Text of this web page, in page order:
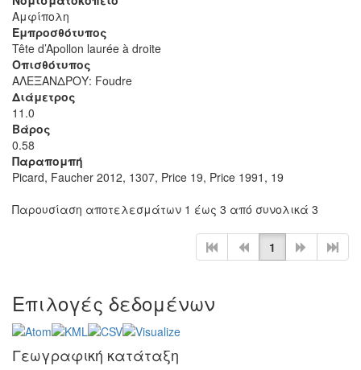
Αμφίπολη
Εμπροσθότυπος
Tête d’Apollon laurée à droite
Οπισθότυπος
ΑΛΕΞΑΝΔΡΟΥ: Foudre
Διάμετρος
11.0
Βάρος
0.58
Παραπομπή
Picard, Faucher 2012, 1307, Price 19, Price 1991, 19
Παρουσίαση αποτελεσμάτων 1 έως 3 από συνολικά 3
1
Επιλογές δεδομένων
Γεωγραφική κατάταξη